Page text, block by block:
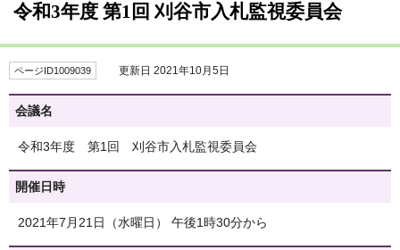
令和3年度 第1回 刈谷市入札監視委員会
ページID1009039 更新日 2021年10月5日
会議名
令和3年度 第1回 刈谷市入札監視委員会
開催日時
2021年7月21日（水曜日） 午後1時30分から